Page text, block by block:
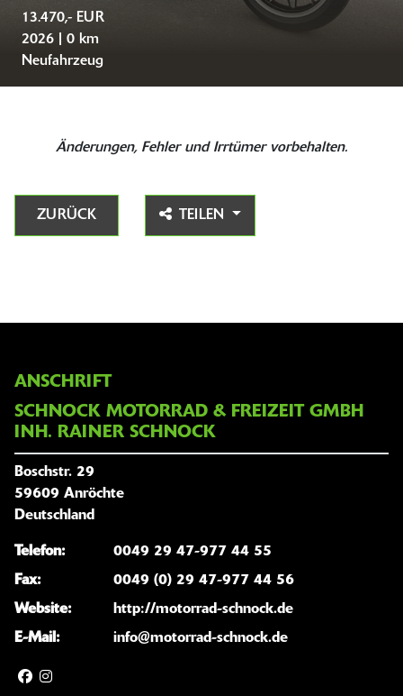
13.470,- EUR
2026 | 0 km
Neufahrzeug
Änderungen, Fehler und Irrtümer vorbehalten.
ZURÜCK TEILEN
ANSCHRIFT
SCHNOCK MOTORRAD & FREIZEIT GMBH
INH. RAINER SCHNOCK
Boschstr. 29
59609 Anröchte
Deutschland
Telefon:
0049 29 47-977 44 55
Fax:
0049 (0) 29 47-977 44 56
Website:
http://motorrad-schnock.de
E-Mail:
info@motorrad-schnock.de